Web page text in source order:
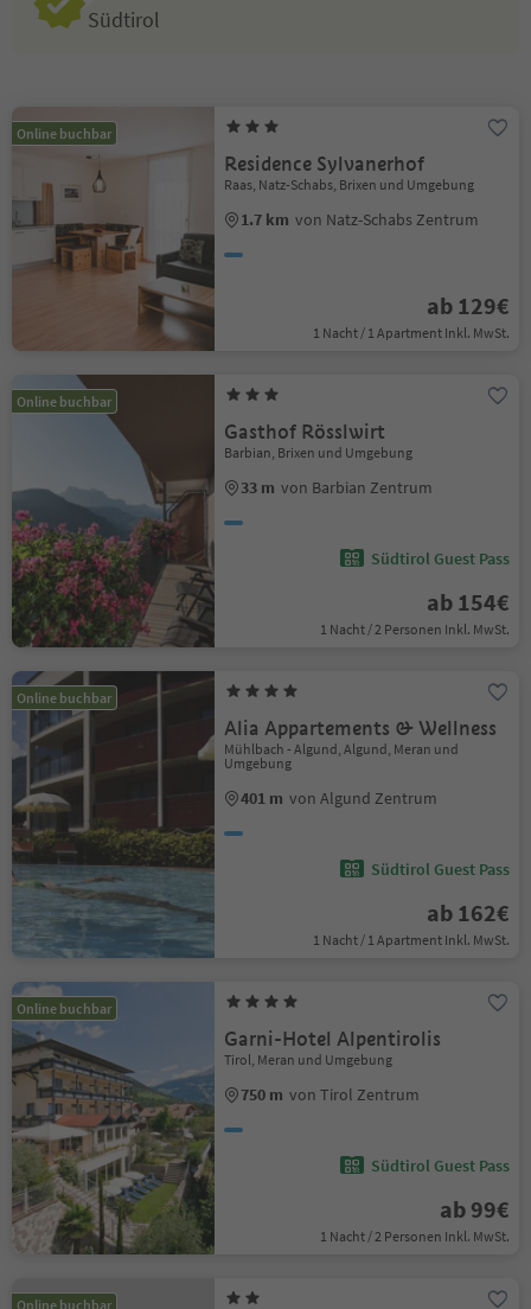
Südtirol
Online buchbar
Residence Sylvanerhof
Raas, Natz-Schabs, Brixen und Umgebung
1.7 km von Natz-Schabs Zentrum
ab 129€
1 Nacht / 1 Apartment Inkl. MwSt.
Online buchbar
Gasthof Rösslwirt
Barbian, Brixen und Umgebung
33 m von Barbian Zentrum
Südtirol Guest Pass
ab 154€
1 Nacht / 2 Personen Inkl. MwSt.
Online buchbar
Alia Appartements & Wellness
Mühlbach - Algund, Algund, Meran und
Umgebung
401 m von Algund Zentrum
Südtirol Guest Pass
ab 162€
1 Nacht / 1 Apartment Inkl. MwSt.
Online buchbar
Garni-Hotel Alpentirolis
Tirol, Meran und Umgebung
750 m von Tirol Zentrum
Südtirol Guest Pass
ab 99€
1 Nacht / 2 Personen Inkl. MwSt.
Online buchbar